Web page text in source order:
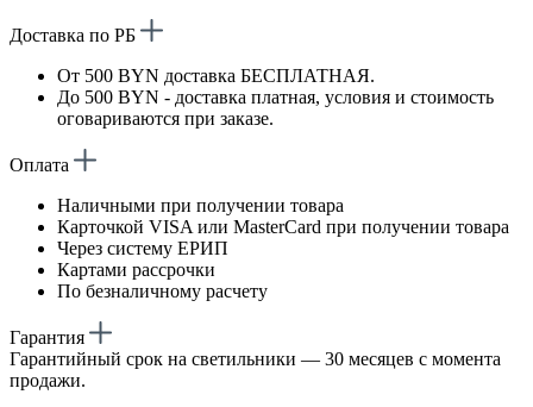
Доставка по РБ
От 500 BYN доставка БЕСПЛАТНАЯ.
До 500 BYN - доставка платная, условия и стоимость
оговариваются при заказе.
Оплата
Наличными при получении товара
Карточкой VISA или MasterCard при получении товара
Через систему ЕРИП
Картами рассрочки
По безналичному расчету
Гарантия
Гарантийный срок на светильники — 30 месяцев с момента
продажи.